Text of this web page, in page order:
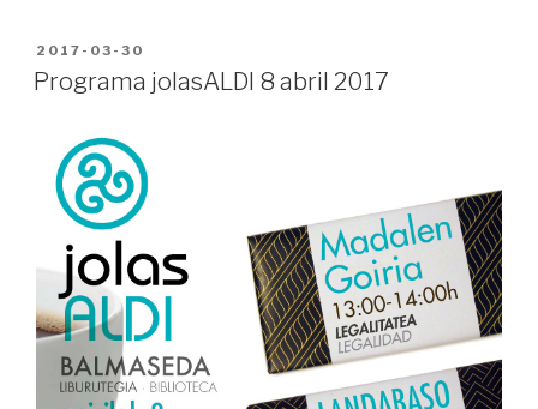
PUBLICADO
EN
2017-03-30
Programa jolasALDI 8 abril 2017